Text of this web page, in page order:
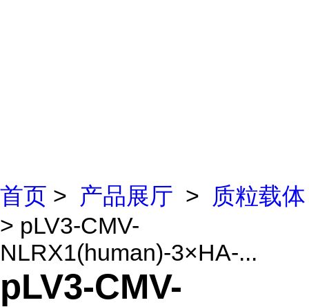
首页 > 产品展厅 >
质粒载体
> pLV3-CMV-
NLRX1(human)-3×HA-...
pLV3-CMV-